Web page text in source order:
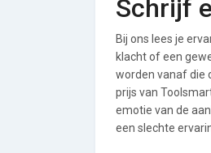
Schrijf
Bij ons lees je
klacht of een
worden vanaf die
prijs van
emotie van de
een slechte